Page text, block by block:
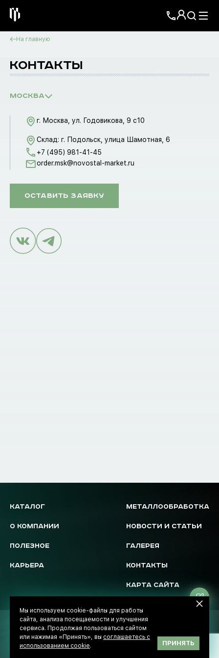
На главную
КОНТАКТЫ
Москва
г. Москва, ул. Годовикова, 9 с10
Склад: г. Подольск, улица Шамотная, 6
+7 (495) 981-41-45
order.msk@novostal-market.ru
оставить заявку
КАТАЛОГ
О КОМПАНИИ
ПОЛЕЗНОЕ
КАРЬЕРА
МЕТАЛЛООБРАБОТКА
НОВОСТИ И СТАТЬИ
ГАЛЕРЕЯ
КОНТАКТЫ
КАРТА САЙТА
© 2026 Novostal-Market
Политика обработки данных
Разработка сайта -InterLabs
Мы используем cookie-файлы для работы
сайта, анализа посещаемости и улучшения
сервиса. Продолжая пользоваться сайтом
или нажимая «Принять», вы соглашаетесь с
использованием cookie. ПРИНЯТЬ